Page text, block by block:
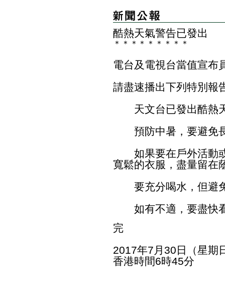
酷熱天氣警告已發出
＊ ＊ ＊ ＊ ＊ ＊ ＊ ＊ ＊
電台及電視台當值宣布
請盡速播出下列特別報
天文台已發出酷熱
預防中暑，要避免
如果要在戶外活動或
寬鬆的衣服，盡量留在
要充分喝水，但避免
如有不適，要盡快
完
2017年7月30日（星期
香港時間6時45分